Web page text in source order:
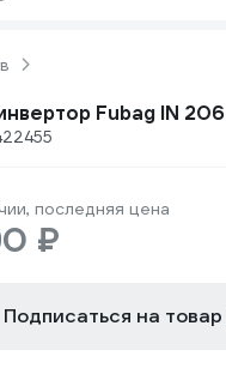
Fubag IN
последняя цена
₽
Подписаться на товар